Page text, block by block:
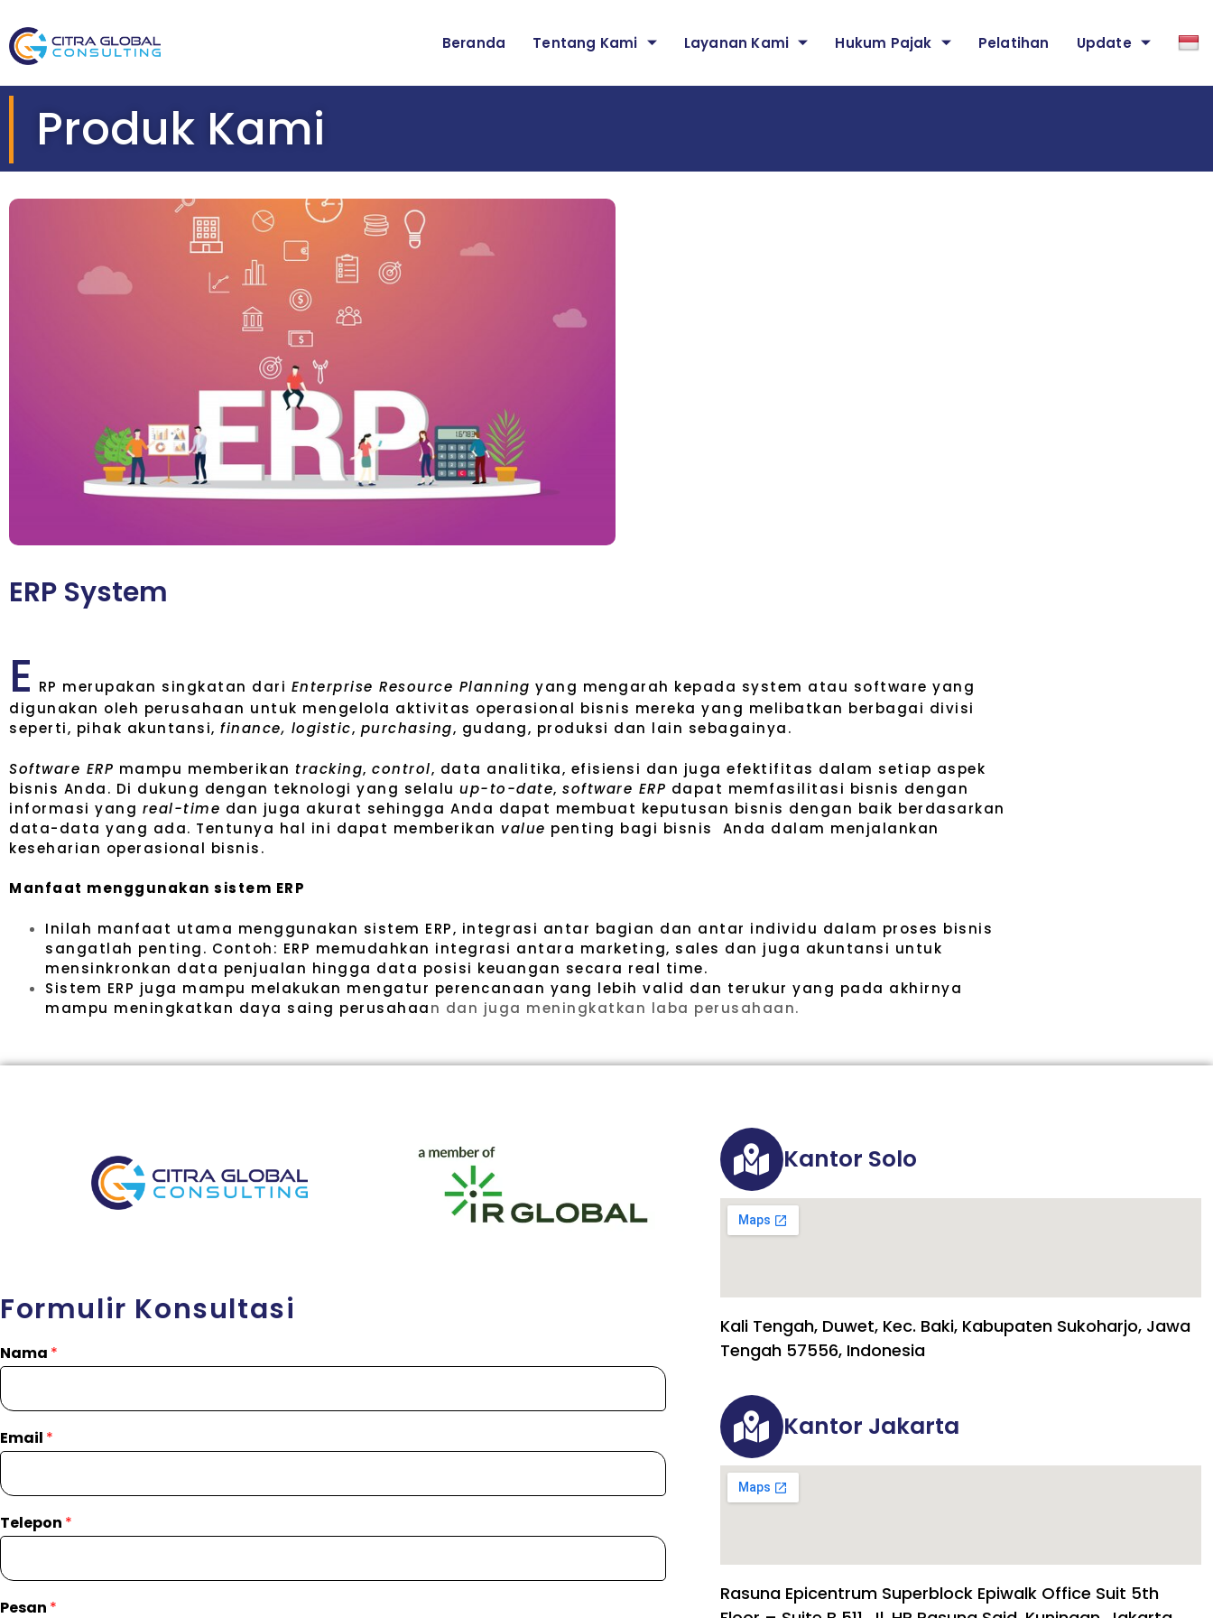
Beranda Tentang Kami Layanan Kami Hukum Pajak Pelatihan Update
Produk Kami
ERP System
E RP merupakan singkatan dari Enterprise Resource Planning yang mengarah kepada system atau software yang
digunakan oleh perusahaan untuk mengelola aktivitas operasional bisnis mereka yang melibatkan berbagai divisi
seperti, pihak akuntansi, finance, logistic, purchasing, gudang, produksi dan lain sebagainya.
Software ERP mampu memberikan tracking, control, data analitika, efisiensi dan juga efektifitas dalam setiap aspek
bisnis Anda. Di dukung dengan teknologi yang selalu up-to-date, software ERP dapat memfasilitasi bisnis dengan
informasi yang real-time dan juga akurat sehingga Anda dapat membuat keputusan bisnis dengan baik berdasarkan
data-data yang ada. Tentunya hal ini dapat memberikan value penting bagi bisnis Anda dalam menjalankan
keseharian operasional bisnis.
Manfaat menggunakan sistem ERP
Inilah manfaat utama menggunakan sistem ERP, integrasi antar bagian dan antar individu dalam proses bisnis
sangatlah penting. Contoh: ERP memudahkan integrasi antara marketing, sales dan juga akuntansi untuk
mensinkronkan data penjualan hingga data posisi keuangan secara real time.
Sistem ERP juga mampu melakukan mengatur perencanaan yang lebih valid dan terukur yang pada akhirnya
mampu meningkatkan daya saing perusahaan dan juga meningkatkan laba perusahaan.
Formulir Konsultasi
Nama *
Email *
Telepon *
Pesan *
Kantor Solo
Kali Tengah, Duwet, Kec. Baki, Kabupaten Sukoharjo, Jawa
Tengah 57556, Indonesia
Kantor Jakarta
Rasuna Epicentrum Superblock Epiwalk Office Suit 5th